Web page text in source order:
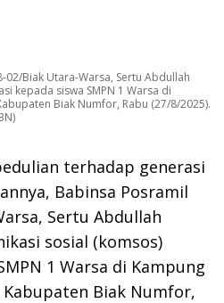
02/Biak Utara-Warsa, Sertu Abdullah
kepada siswa SMPN 1 Warsa di
Biak Numfor, Rabu (27/8/2025).
terhadap generasi
Babinsa Posramil
Sertu Abdullah
sosial (komsos)
1 Warsa di Kampung
Biak Numfor,